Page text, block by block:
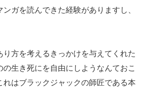
ガを読んできた経験がありますし、
方を考えるきっかけを与えてくれた
生き死にを自由にしようなんておこ
はブラックジャックの師匠である本